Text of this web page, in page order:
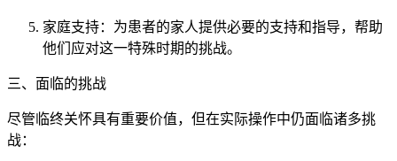
家庭支持：为患者的家人提供必要的支持和指导，帮助
他们应对这一特殊时期的挑战。
三、面临的挑战
尽管临终关怀具有重要价值，但在实际操作中仍面临诸多挑
战：